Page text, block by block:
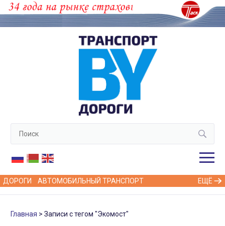
ДОРОГИ АВТОМОБИЛЬНЫЙ ТРАНСПОРТ ЕЩЁ
Главная Записи с тегом "Экомост"